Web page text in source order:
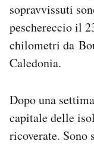
sopravvissuti
peschereccio il
chilometri da
Caledonia.
Dopo una
capitale delle
ricoverate. Sono